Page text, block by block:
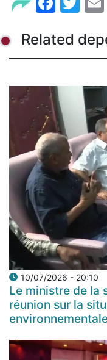
Related
10/07/2026 - 20:10
Le ministre de la
réunion sur la